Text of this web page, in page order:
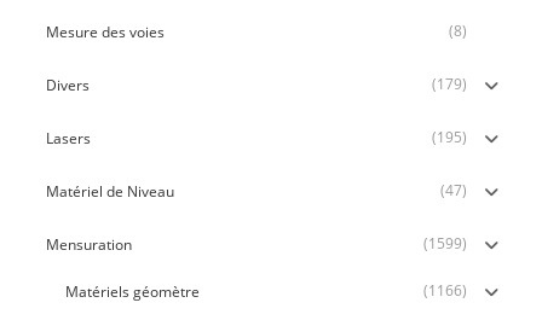
Mesure des voies (8)
Divers (179)
Lasers (195)
Matériel de Niveau (47)
Mensuration (1599)
Matériels géomètre (1166)